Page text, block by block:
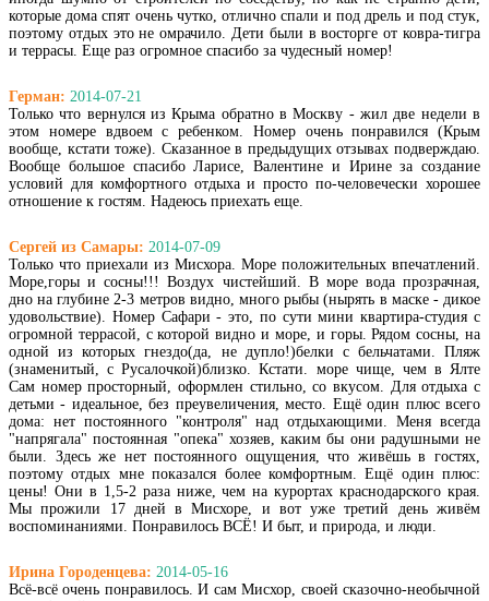
которые дома спят очень чутко, отлично спали и под дрель и под стук,
поэтому отдых это не омрачило. Дети были в восторге от ковра-тигра
и террасы. Еще раз огромное спасибо за чудесный номер!
Герман: 2014-07-21
Только что вернулся из Крыма обратно в Москву - жил две недели в
этом номере вдвоем с ребенком. Номер очень понравился (Крым
вообще, кстати тоже). Сказанное в предыдущих отзывах подверждаю.
Вообще большое спасибо Ларисе, Валентине и Ирине за создание
условий для комфортного отдыха и просто по-человечески хорошее
отношение к гостям. Надеюсь приехать еще.
Сергей из Самары: 2014-07-09
Только что приехали из Мисхора. Море положительных впечатлений.
Море,горы и сосны!!! Воздух чистейший. В море вода прозрачная,
дно на глубине 2-3 метров видно, много рыбы (нырять в маске - дикое
удовольствие). Номер Сафари - это, по сути мини квартира-студия с
огромной террасой, с которой видно и море, и горы. Рядом сосны, на
одной из которых гнездо(да, не дупло!)белки с бельчатами. Пляж
(знаменитый, с Русалочкой)близко. Кстати. море чище, чем в Ялте
Сам номер просторный, оформлен стильно, со вкусом. Для отдыха с
детьми - идеальное, без преувеличения, место. Ещё один плюс всего
дома: нет постоянного "контроля" над отдыхающими. Меня всегда
"напрягала" постоянная "опека" хозяев, каким бы они радушными не
были. Здесь же нет постоянного ощущения, что живёшь в гостях,
поэтому отдых мне показался более комфортным. Ещё один плюс:
цены! Они в 1,5-2 раза ниже, чем на курортах краснодарского края.
Мы прожили 17 дней в Мисхоре, и вот уже третий день живём
воспоминаниями. Понравилось ВСЁ! И быт, и природа, и люди.
Ирина Городенцева: 2014-05-16
Всё-всё очень понравилось. И сам Мисхор, своей сказочно-необычной